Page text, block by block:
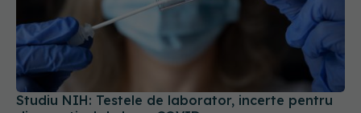
Studiu NIH: Testele de laborator, incerte pentru
diagnosticul de long-COVID
15 aug 2024, 18:22